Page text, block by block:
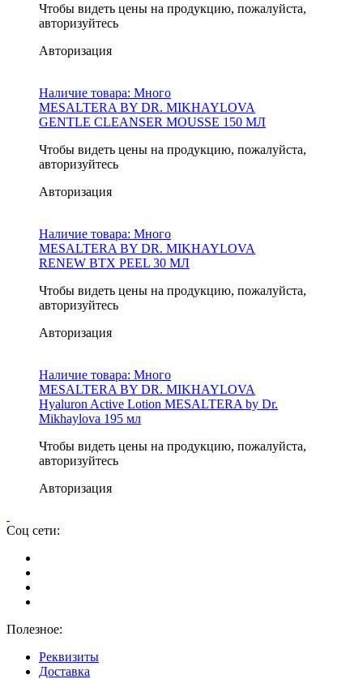
Чтобы видеть цены на продукцию, пожалуйста,
авторизуйтесь
Авторизация
Наличие товара: Много
MESALTERA BY DR. MIKHAYLOVA
GENTLE CLEANSER MOUSSE 150 МЛ
Чтобы видеть цены на продукцию, пожалуйста,
авторизуйтесь
Авторизация
Наличие товара: Много
MESALTERA BY DR. MIKHAYLOVA
RENEW BTX PEEL 30 МЛ
Чтобы видеть цены на продукцию, пожалуйста,
авторизуйтесь
Авторизация
Наличие товара: Много
MESALTERA BY DR. MIKHAYLOVA
Hyaluron Active Lotion MESALTERA by Dr.
Mikhaylova 195 мл
Чтобы видеть цены на продукцию, пожалуйста,
авторизуйтесь
Авторизация
Соц сети:
Полезное:
Реквизиты
Доставка